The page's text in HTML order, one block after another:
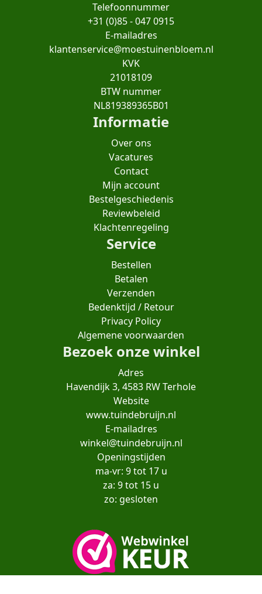
Telefoonnummer
+31 (0)85 - 047 0915
E-mailadres
klantenservice@moestuinenbloem.nl
KVK
21018109
BTW nummer
NL819389365B01
Informatie
Over ons
Vacatures
Contact
Mijn account
Bestelgeschiedenis
Reviewbeleid
Klachtenregeling
Service
Bestellen
Betalen
Verzenden
Bedenktijd / Retour
Privacy Policy
Algemene voorwaarden
Bezoek onze winkel
Adres
Havendijk 3, 4583 RW Terhole
Website
www.tuindebruijn.nl
E-mailadres
winkel@tuindebruijn.nl
Openingstijden
ma-vr: 9 tot 17 u
za: 9 tot 15 u
zo: gesloten